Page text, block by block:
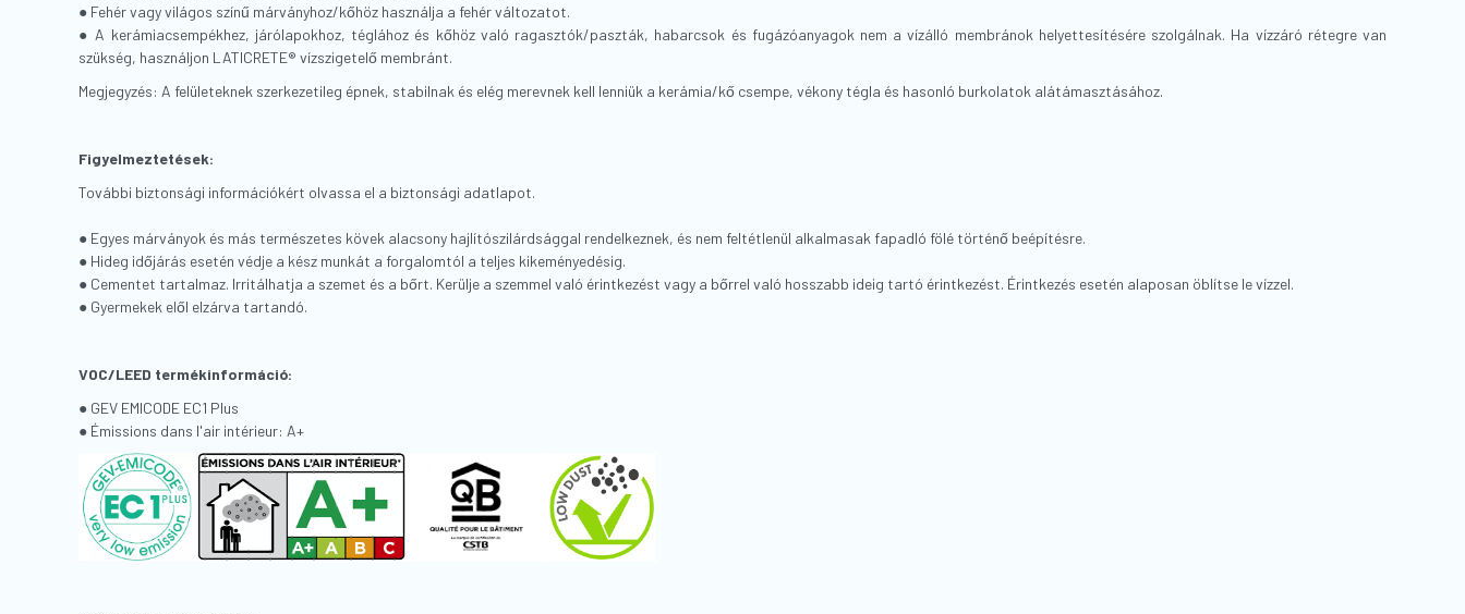
● Fehér vagy világos színű márványhoz/kőhöz használja a fehér változatot.
● A kerámiacsempékhez, járólapokhoz, téglához és kőhöz való ragasztók/paszták, habarcsok és fugázóanyagok nem a vízálló membránok helyettesítésére szolgálnak. Ha vízzáró rétegre van
szükség, használjon LATICRETE® vízszigetelő membránt.
Megjegyzés: A felületeknek szerkezetileg épnek, stabilnak és elég merevnek kell lenniük a kerámia/kő csempe, vékony tégla és hasonló burkolatok alátámasztásához.
Figyelmeztetések:
További biztonsági információkért olvassa el a biztonsági adatlapot.
● Egyes márványok és más természetes kövek alacsony hajlítószilárdsággal rendelkeznek, és nem feltétlenül alkalmasak fapadló fölé történő beépítésre.
● Hideg időjárás esetén védje a kész munkát a forgalomtól a teljes kikeményedésig.
● Cementet tartalmaz. Irritálhatja a szemet és a bőrt. Kerülje a szemmel való érintkezést vagy a bőrrel való hosszabb ideig tartó érintkezést. Érintkezés esetén alaposan öblítse le vízzel.
● Gyermekek elől elzárva tartandó.
VOC/LEED termékinformáció:
● GEV EMICODE EC1 Plus
● Émissions dans l'air intérieur: A+